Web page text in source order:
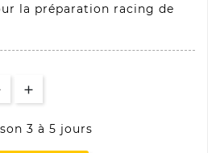
la préparation racing de
3 à 5 jours